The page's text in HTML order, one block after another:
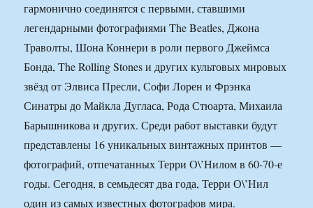
гармонично соединятся с первыми, ставшими
легендарными фотографиями The Beatles, Джона
Траволты, Шона Коннери в роли первого Джеймса
Бонда, The Rolling Stones и других культовых мировых
звёзд от Элвиса Пресли, Софи Лорен и Фрэнка
Синатры до Майкла Дугласа, Рода Стюарта, Михаила
Барышникова и других. Среди работ выставки будут
представлены 16 уникальных винтажных принтов —
фотографий, отпечатанных Терри О\’Нилом в 60-70-е
годы. Сегодня, в семьдесят два года, Терри О\’Нил
один из самых известных фотографов мира.